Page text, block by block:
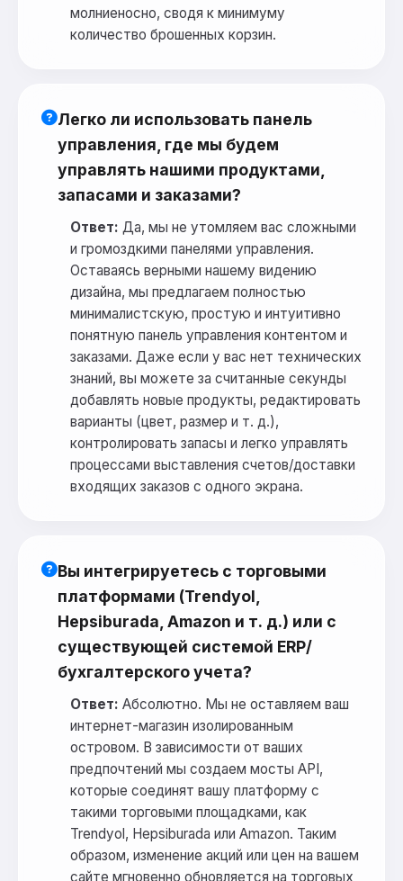
молниеносно, сводя к минимуму
количество брошенных корзин.
Легко ли использовать панель
управления, где мы будем
управлять нашими продуктами,
запасами и заказами?
Ответ: Да, мы не утомляем вас сложными
и громоздкими панелями управления.
Оставаясь верными нашему видению
дизайна, мы предлагаем полностью
минималистскую, простую и интуитивно
понятную панель управления контентом и
заказами. Даже если у вас нет технических
знаний, вы можете за считанные секунды
добавлять новые продукты, редактировать
варианты (цвет, размер и т. д.),
контролировать запасы и легко управлять
процессами выставления счетов/доставки
входящих заказов с одного экрана.
Вы интегрируетесь с торговыми
платформами (Trendyol,
Hepsiburada, Amazon и т. д.) или с
существующей системой ERP/
бухгалтерского учета?
Ответ: Абсолютно. Мы не оставляем ваш
интернет-магазин изолированным
островом. В зависимости от ваших
предпочтений мы создаем мосты API,
которые соединят вашу платформу с
такими торговыми площадками, как
Trendyol, Hepsiburada или Amazon. Таким
образом, изменение акций или цен на вашем
сайте мгновенно обновляется на торговых